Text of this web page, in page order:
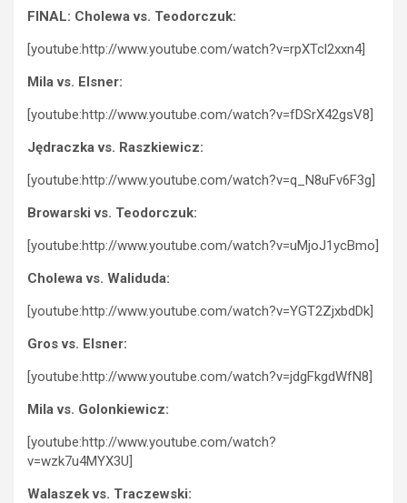
FINAL: Cholewa vs. Teodorczuk:
[youtube:http://www.youtube.com/watch?v=rpXTcl2xxn4]
Mila vs. Elsner:
[youtube:http://www.youtube.com/watch?v=fDSrX42gsV8]
Jędraczka vs. Raszkiewicz:
[youtube:http://www.youtube.com/watch?v=q_N8uFv6F3g]
Browarski vs. Teodorczuk:
[youtube:http://www.youtube.com/watch?v=uMjoJ1ycBmo]
Cholewa vs. Waliduda:
[youtube:http://www.youtube.com/watch?v=YGT2ZjxbdDk]
Gros vs. Elsner:
[youtube:http://www.youtube.com/watch?v=jdgFkgdWfN8]
Mila vs. Golonkiewicz:
[youtube:http://www.youtube.com/watch?
v=wzk7u4MYX3U]
Walaszek vs. Traczewski: